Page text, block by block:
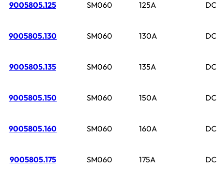
9005805.125 SM060 125A
9005805.130 SM060 130A
9005805.135 SM060 135A
9005805.150 SM060 150A
9005805.160 SM060 160A
9005805.175 SM060 175A